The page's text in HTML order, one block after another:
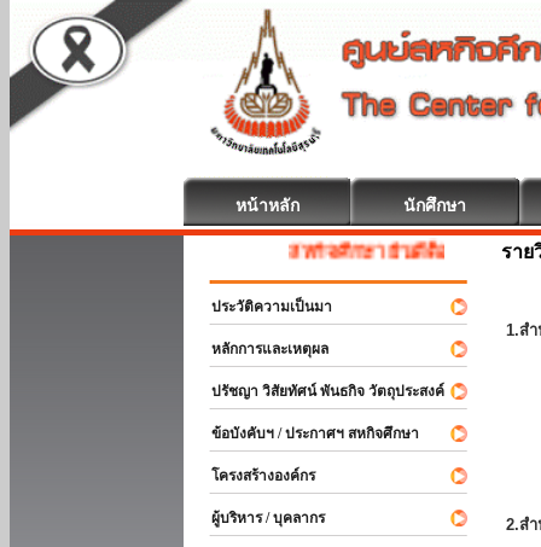
หน้าหลัก นักศึกษา
สหกิจศึกษา ยินดีต้อนรับ
ประวัติความเป็นมา
หลักการและเหตุผล
ปรัชญา วิสัยทัศน์ พันธกิจ วัตถุประสงค์
ข้อบังคับฯ / ประกาศฯ สหกิจศึกษา
โครงสร้างองค์กร
ผู้บริหาร / บุคลากร
ราย
1.ส
2.ส